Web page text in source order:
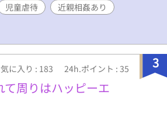
んので、予めご理解下さいませ。 タ
は性的描写を含みますので、お気を
は、作者の妄想によるフィクション
一切の関係も御座いません。 また、
せんので、間違った解釈等あるかと
理解頂けたらと思います。
児童虐待
近親相姦あり
3
に入り : 183 24h.ポイント : 35
周りはハッピーエ